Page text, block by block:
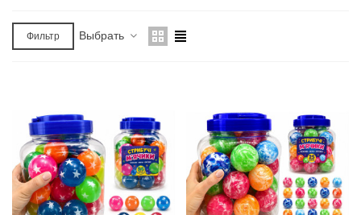
Фильтр Выбрать